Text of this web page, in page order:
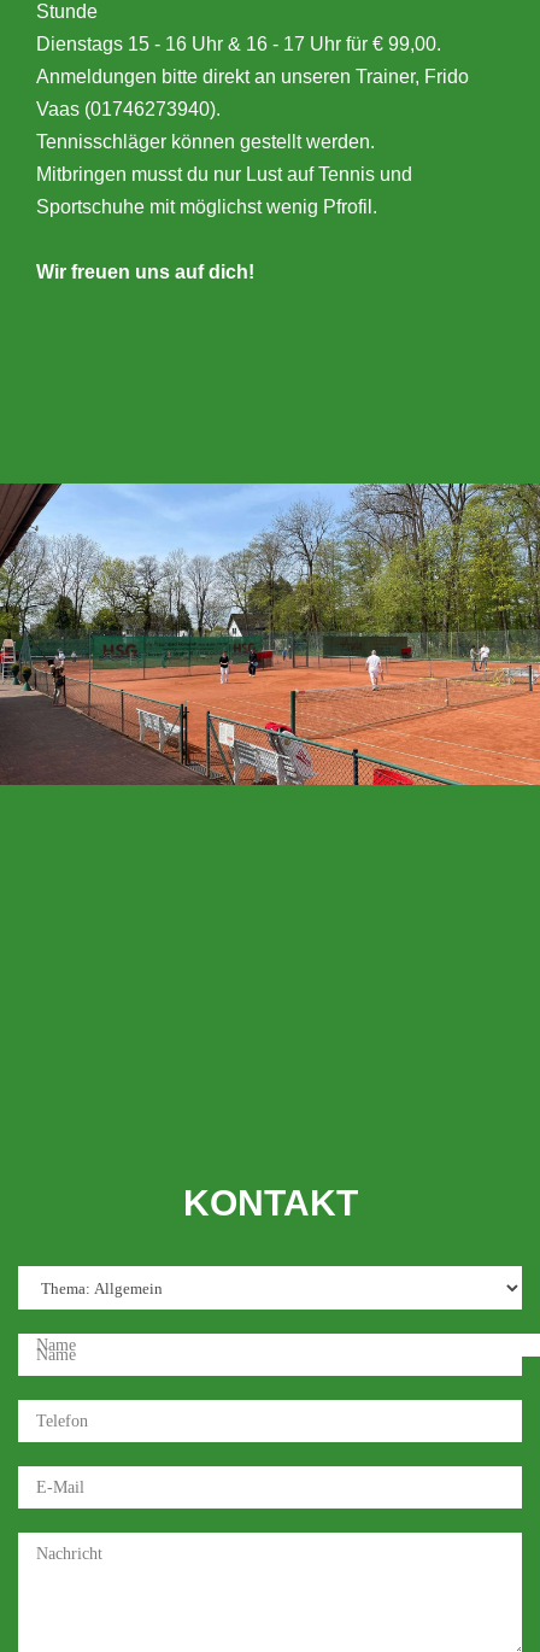
Stunde
Dienstags 15 - 16 Uhr & 16 - 17 Uhr für € 99,00.
Anmeldungen bitte direkt an unseren Trainer, Frido
Vaas (01746273940).
Tennisschläger können gestellt werden.
Mitbringen musst du nur Lust auf Tennis und
Sportschuhe mit möglichst wenig Pfrofil.
Wir freuen uns auf dich!
KONTAKT